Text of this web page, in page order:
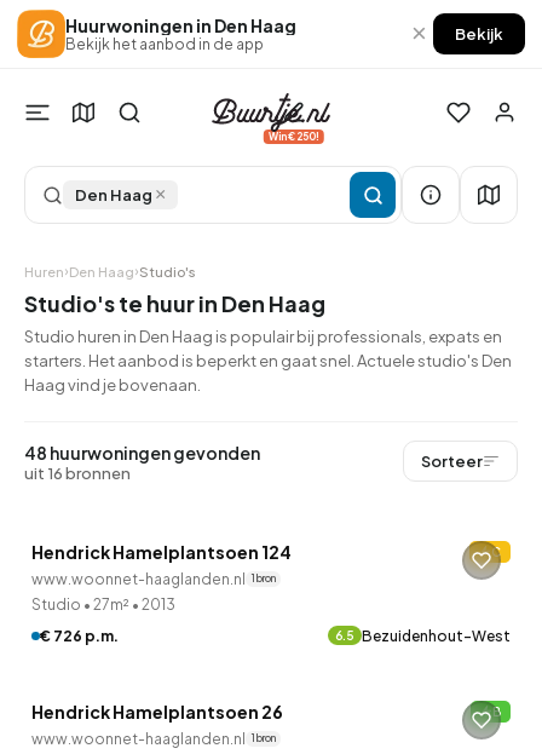
Huurwoningen in Den Haag
Bekijk het aanbod in de app × Bekijk
Win €250!
Den Haag ×
Huren Den Haag Studio's
Studio's te huur in Den Haag
Studio huren in Den Haag is populair bij professionals, expats en
starters. Het aanbod is beperkt en gaat snel. Actuele studio's Den
Haag vind je bovenaan.
48 huurwoningen gevonden
uit 16 bronnen
Sorteer
4 minuten geleden ontdekt
QUICKLANE™
Hendrick Hamelplantsoen 124 C
www.woonnet-haaglanden.nl 1 bron
Studio • 27m² • 2013
€ 726 p.m.
6.5 Bezuidenhout-West
4 minuten geleden ontdekt
QUICKLANE™
Woningcorporatie
Hendrick Hamelplantsoen 26 B
www.woonnet-haaglanden.nl 1 bron